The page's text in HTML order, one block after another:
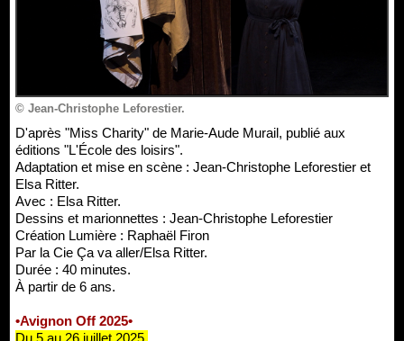
© Jean-Christophe Leforestier.
D'après "Miss Charity" de Marie-Aude Murail, publié aux
éditions "L'École des loisirs".
Adaptation et mise en scène : Jean-Christophe Leforestier et
Elsa Ritter.
Avec : Elsa Ritter.
Dessins et marionnettes : Jean-Christophe Leforestier
Création Lumière : Raphaël Firon
Par la Cie Ça va aller/Elsa Ritter.
Durée : 40 minutes.
À partir de 6 ans.
•Avignon Off 2025•